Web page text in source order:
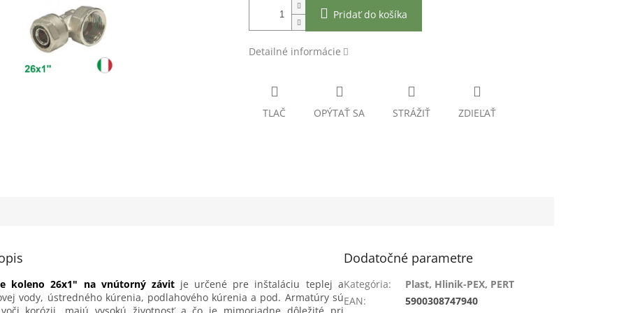
Pridať do košíka
Detailné informácie
TLAČ OPÝTAŤ SA STRÁŽIŤ ZDIEĽAŤ
koleno 26x1" na vnútorný závit je určené pre inštaláciu teplej a
vody, ústredného kúrenia, podlahového kúrenia a pod. Armatúry sú
Dodatočné parametre
Kategória:
Plast, Hlinik-PEX, PERT
EAN: 5900308747940